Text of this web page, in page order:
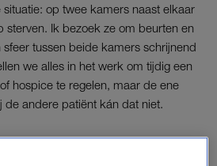
op twee kamers naast elkaar
sterven. Ik bezoek ze om beurten en
tussen beide kamers schrijnend
we alles in het werk om tijdig een
hospice te regelen, maar de ene
andere patiënt kán dat niet.